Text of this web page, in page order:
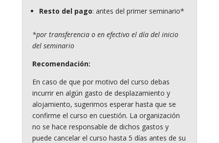
Resto del pago: antes del primer seminario*
*por transferencia o en efectivo el día del inicio
del seminario
Recomendación:
En caso de que por motivo del curso debas
incurrir en algún gasto de desplazamiento y
alojamiento, sugerimos esperar hasta que se
confirme el curso en cuestión. La organización
no se hace responsable de dichos gastos y
puede cancelar el curso hasta 5 días antes de su